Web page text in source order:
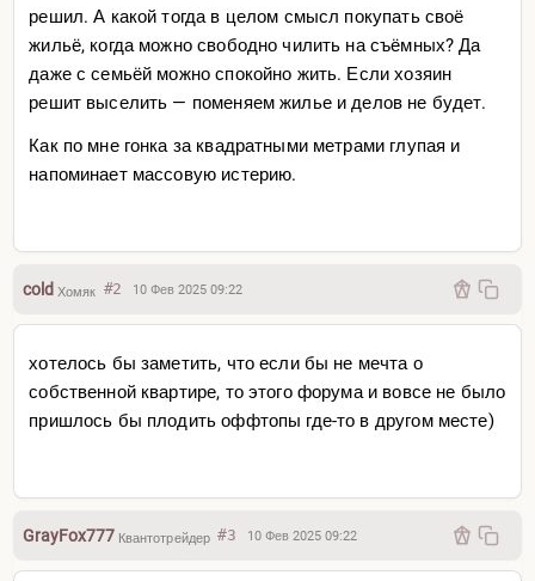
решил. А какой тогда в целом смысл покупать своё
жильё, когда можно свободно чилить на съёмных? Да
даже с семьёй можно спокойно жить. Если хозяин
решит выселить — поменяем жилье и делов не будет.
Как по мне гонка за квадратными метрами глупая и
напоминает массовую истерию.
coldХомяк #2 10 Фев 2025 09:22
хотелось бы заметить, что если бы не мечта о
собственной квартире, то этого форума и вовсе не было
пришлось бы плодить оффтопы где-то в другом месте)
GrayFox777 Квантотрейдер #3 10 Фев 2025 09:22